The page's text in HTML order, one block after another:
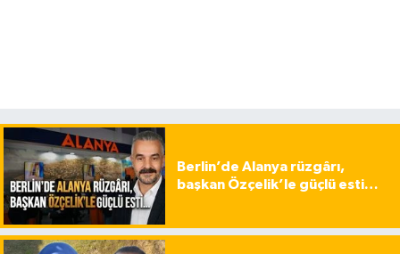
Berlin’de Alanya rüzgârı,
başkan Özçelik’le güçlü esti…